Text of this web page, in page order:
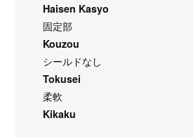
Haisen Kasyo
固定部
Kouzou
シールドなし
Tokusei
柔軟
Kikaku